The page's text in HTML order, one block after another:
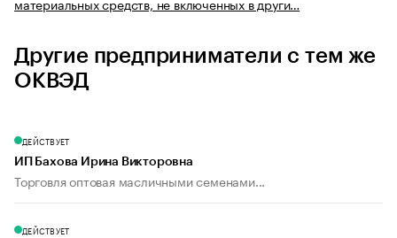
материальных средств, не включенных в други…
Другие предприниматели с тем же
ОКВЭД
ДЕЙСТВУЕТ
ИП Бахова Ирина Викторовна
Торговля оптовая масличными семенами...
ДЕЙСТВУЕТ